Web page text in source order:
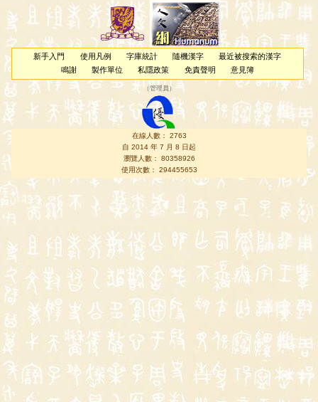
新手入門 使用凡例 字庫統計 隨機漢字
最近被搜索的漢字
鳴謝
製作單位 私隱政策 免責聲明 意見簿
（管理員 ）
在線人數： 2763
自 2014 年 7 月 8 日起
瀏覽人數： 80358926
使用次數： 294455653